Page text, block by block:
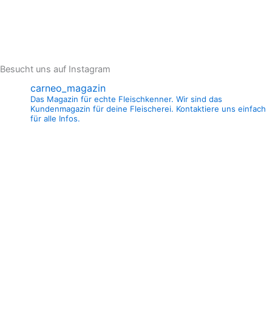
Besucht uns auf Instagram
carneo_magazin
Das Magazin für echte Fleischkenner. Wir sind das
Kundenmagazin für deine Fleischerei. Kontaktiere uns einfach
für alle Infos.